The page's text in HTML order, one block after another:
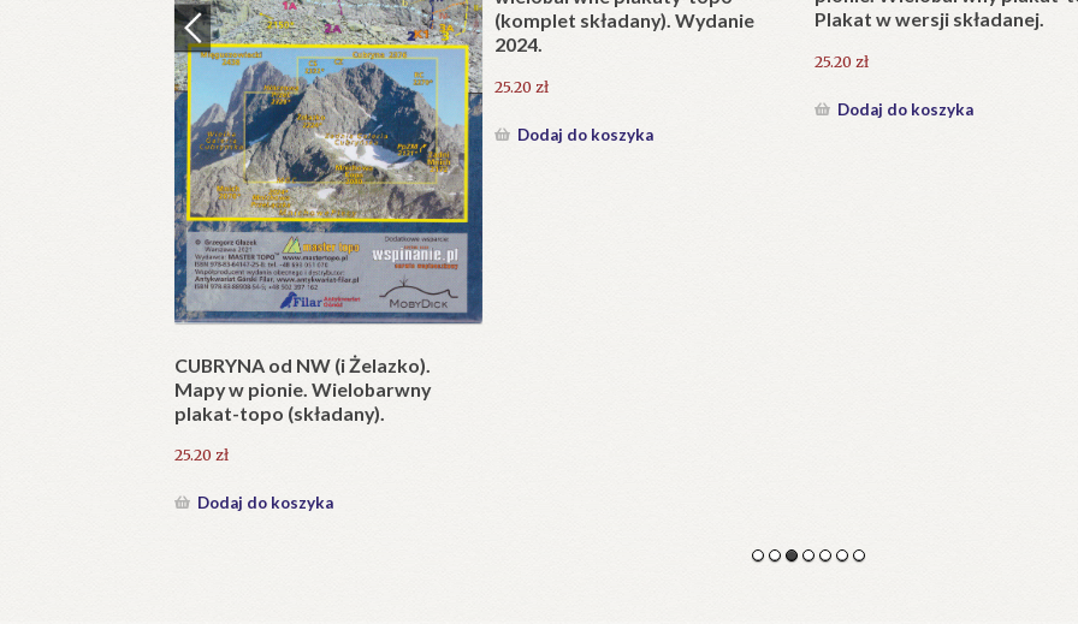
CUBRYNA od NW (i Żelazko).
Mapy w pionie. Wielobarwny
plakat-topo (składany).
25.20zł
Dodaj do koszyka
(komplet składany). Wydanie
2024.
25.20zł
Dodaj do koszyka
Plakat w wersji składanej.
25.20 zł
Dodaj do koszyka